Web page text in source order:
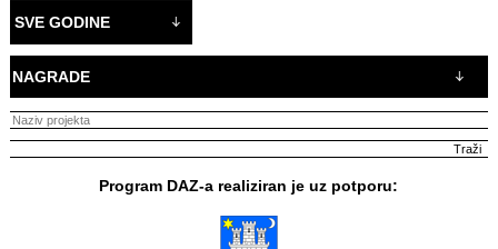
SVE GODINE
NAGRADE
Program DAZ-a realiziran je uz potporu: